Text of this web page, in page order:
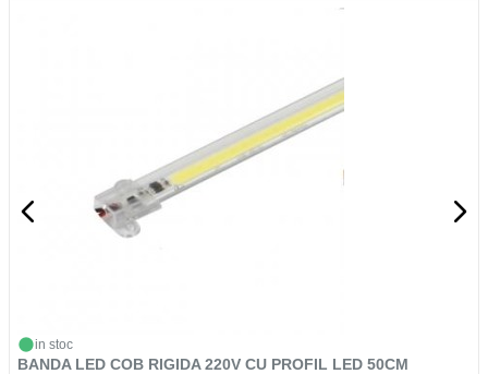
in stoc
BANDA LED COB RIGIDA 220V CU PROFIL LED 50CM